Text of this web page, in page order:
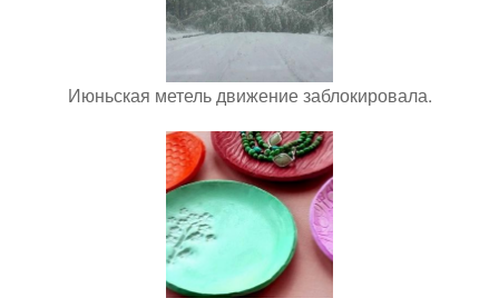
Июньская метель движение заблокировала.